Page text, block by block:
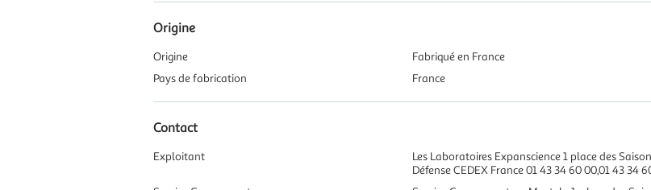
Origine
Origine
Fabriqué en France
Pays de fabrication
France
Contact
Exploitant
Les Laboratoires Expanscience 1 place des
Défense CEDEX France 01 43 34 60 00,01 43 34